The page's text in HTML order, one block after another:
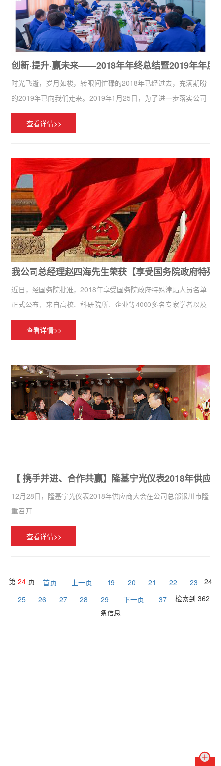
创新·提升·赢未来——2018年年终总结暨2019年年度
时光飞逝，岁月如梭，转眼间忙碌的2018年已经过去，充满期盼
的2019年已向我们走来。2019年1月25日，为了进一步落实公司
战略部署，群策群力谋求更大的发展，宁夏隆基宁光仪表有限公
司“2018年年终总结暨2019年年度计划会议”在银川总部...
查看详情>>
我公司总经理赵四海先生荣获【享受国务院政府特殊
近日，经国务院批准，2018年享受国务院政府特殊津贴人员名单
正式公布，来自高校、科研院所、企业等4000多名专家学者以及
技术人员入选，其中，宁夏共有28人入选。
查看详情>>
【 携手并进、合作共赢】隆基宁光仪表2018年供应
12月28日，隆基宁光仪表2018年供应商大会在公司总部银川市隆
重召开
查看详情>>
第 24 页 首页 上一页 19 20 21 22 23
24
25
26 27 28 29 下一页 37
检索到 362
条信息